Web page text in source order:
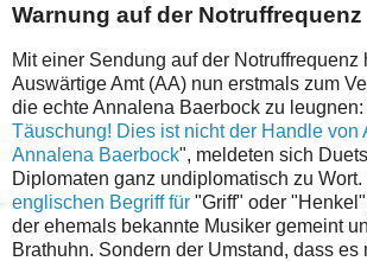
Warnung auf der Notruffrequenz
Mit einer Sendung auf der Notruffrequenz
Auswärtige Amt (AA) nun erstmals zum
die echte Annalena Baerbock zu leugnen:
Täuschung! Dies ist nicht der Handle von
Annalena Baerbock", meldeten sich
Diplomaten ganz undiplomatisch zu Wort.
englischen Begriff für "Griff" oder
der ehemals bekannte Musiker gemeint
Brathuhn. Sondern der Umstand, dass es